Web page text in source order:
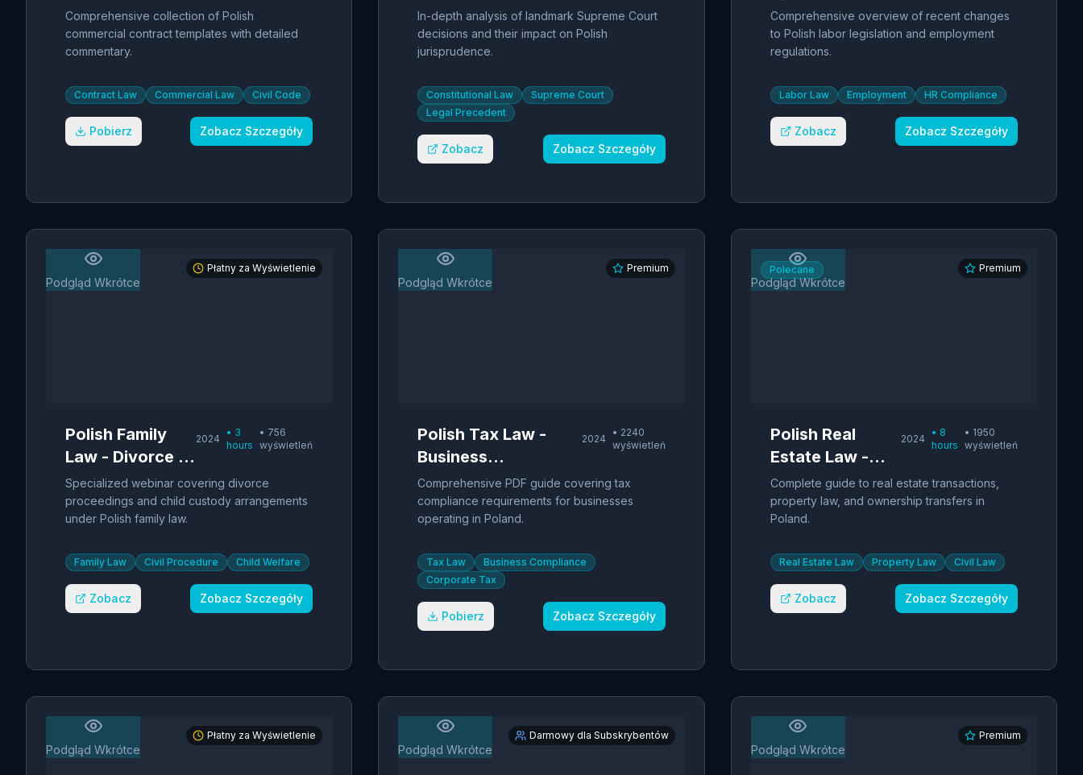
Template Library
Comprehensive collection of Polish
commercial contract templates with detailed
commentary.
Contract Law Commercial Law Civil Code
Pobierz Zobacz Szczegóły
Case Analysis
In-depth analysis of landmark Supreme Court
decisions and their impact on Polish
jurisprudence.
Constitutional Law
Supreme Court
Legal Precedent
Zobacz Zobacz Szczegóły
Comprehensive overview of recent changes
to Polish labor legislation and employment
regulations.
Labor Law Employment HR Compliance
Zobacz Zobacz Szczegóły
Podgląd Wkrótce
Płatny za Wyświetlenie
Polish Family
Law - Divorce &
Child Custody
2024
• 3
hours
• 756
wyświetleń
Specialized webinar covering divorce
proceedings and child custody arrangements
under Polish family law.
Family Law Civil Procedure Child Welfare
Zobacz Zobacz Szczegóły
Podgląd Wkrótce
Premium
Polish Tax Law -
Business
Compliance Guide
2024
• 2240
wyświetleń
Comprehensive PDF guide covering tax
compliance requirements for businesses
operating in Poland.
Tax Law
Business Compliance
Corporate Tax
Pobierz Zobacz Szczegóły
Podgląd Wkrótce
Polecane Premium
Polish Real
Estate Law -
Property
Transactions
2024
• 8
hours
• 1950
wyświetleń
Complete guide to real estate transactions,
property law, and ownership transfers in
Poland.
Real Estate Law Property Law Civil Law
Zobacz Zobacz Szczegóły
Podgląd Wkrótce
Płatny za Wyświetlenie
Podgląd Wkrótce
Darmowy dla Subskrybentów
Podgląd Wkrótce
Premium